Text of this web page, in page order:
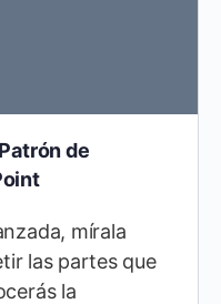
de
mírala
las partes que
la